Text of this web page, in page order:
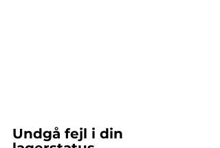
Undgå fejl i din